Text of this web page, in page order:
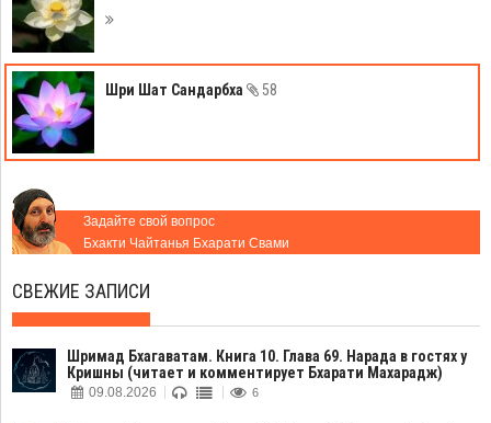
Шри Шат Сандарбха 58
Задайте свой вопрос
Бхакти Чайтанья Бхарати Свами
СВЕЖИЕ ЗАПИСИ
Шримад Бхагаватам. Книга 10. Глава 69. Нарада в гостях у
Кришны (читает и комментирует Бхарати Махарадж)
09.08.2026 6